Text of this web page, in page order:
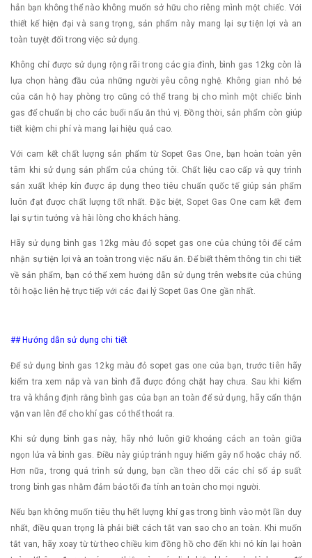
hẳn bạn không thể nào không muốn sở hữu cho riêng mình một chiếc. Với
thiết kế hiện đại và sang trọng, sản phẩm này mang lại sự tiện lợi và an
toàn tuyệt đối trong việc sử dụng.
Không chỉ được sử dụng rộng rãi trong các gia đình, bình gas 12kg còn là
lựa chọn hàng đầu của những người yêu công nghệ. Không gian nhỏ bé
của căn hộ hay phòng trọ cũng có thể trang bị cho mình một chiếc bình
gas để chuẩn bị cho các buổi nấu ăn thú vị. Đồng thời, sản phẩm còn giúp
tiết kiệm chi phí và mang lại hiệu quả cao.
Với cam kết chất lượng sản phẩm từ Sopet Gas One, bạn hoàn toàn yên
tâm khi sử dụng sản phẩm của chúng tôi. Chất liệu cao cấp và quy trình
sản xuất khép kín được áp dụng theo tiêu chuẩn quốc tế giúp sản phẩm
luôn đạt được chất lượng tốt nhất. Đặc biệt, Sopet Gas One cam kết đem
lại sự tin tưởng và hài lòng cho khách hàng.
Hãy sử dụng bình gas 12kg màu đỏ sopet gas one của chúng tôi để cảm
nhận sự tiện lợi và an toàn trong việc nấu ăn. Để biết thêm thông tin chi tiết
về sản phẩm, bạn có thể xem hướng dẫn sử dụng trên website của chúng
tôi hoặc liên hệ trực tiếp với các đại lý Sopet Gas One gần nhất.
## Hướng dẫn sử dụng chi tiết
Để sử dụng bình gas 12kg màu đỏ sopet gas one của bạn, trước tiên hãy
kiểm tra xem nắp và van bình đã được đóng chặt hay chưa. Sau khi kiểm
tra và khẳng định rằng bình gas của bạn an toàn để sử dụng, hãy cẩn thận
vặn van lên để cho khí gas có thể thoát ra.
Khi sử dụng bình gas này, hãy nhớ luôn giữ khoảng cách an toàn giữa
ngọn lửa và bình gas. Điều này giúp tránh nguy hiểm gây nổ hoặc cháy nổ.
Hơn nữa, trong quá trình sử dụng, bạn cần theo dõi các chỉ số áp suất
trong bình gas nhằm đảm bảo tối đa tính an toàn cho mọi người.
Nếu bạn không muốn tiêu thụ hết lượng khí gas trong bình vào một lần duy
nhất, điều quan trọng là phải biết cách tắt van sao cho an toàn. Khi muốn
tắt van, hãy xoay từ từ theo chiều kim đồng hồ cho đến khi nó kín lại hoàn